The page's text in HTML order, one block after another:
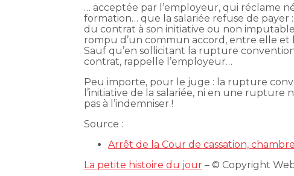
… acceptée par l’employeur, qui réclame
formation… que la salariée refuse de payer
du contrat à son initiative ou non
rompu d’un commun accord, entre elle et
Sauf qu’en sollicitant la rupture
contrat, rappelle l’employeur…
Peu importe, pour le juge : la rupture
l’initiative de la salariée, ni en une rupture
pas à l’indemniser !
Source :
Arrêt de la Cour de cassation,
La petite histoire du jour – © Copyright